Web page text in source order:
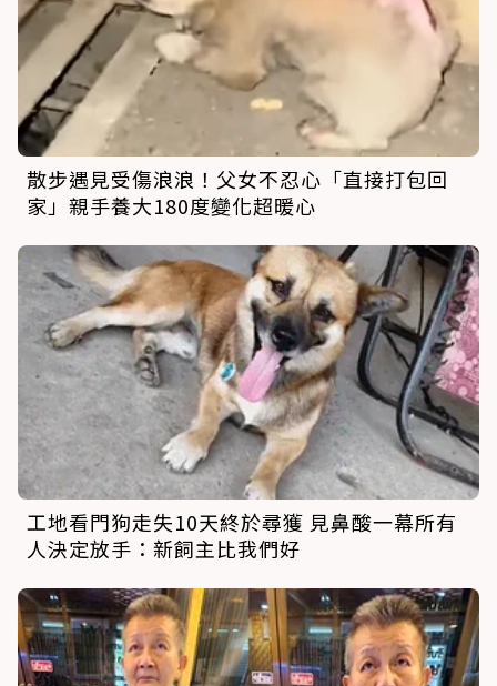
散步遇見受傷浪浪！父女不忍心「直接打包回
家」親手養大180度變化超暖心
工地看門狗走失10天終於尋獲 見鼻酸一幕所有
人決定放手：新飼主比我們好